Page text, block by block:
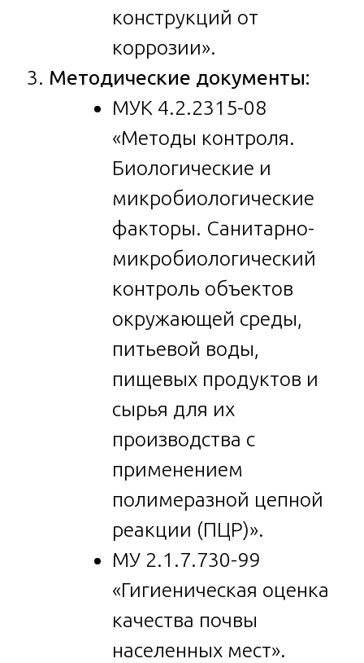
конструкций от
коррозии».
Методические документы:
МУК 4.2.2315-08
«Методы контроля.
Биологические и
микробиологические
факторы. Санитарно-
микробиологический
контроль объектов
окружающей среды,
питьевой воды,
пищевых продуктов и
сырья для их
производства с
применением
полимеразной цепной
реакции (ПЦР)».
МУ 2.1.7.730-99
«Гигиеническая оценка
качества почвы
населенных мест».